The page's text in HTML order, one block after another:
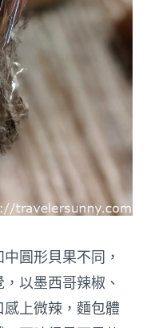
圓形貝果不同，
以墨西哥辣椒、
上微辣，麵包體